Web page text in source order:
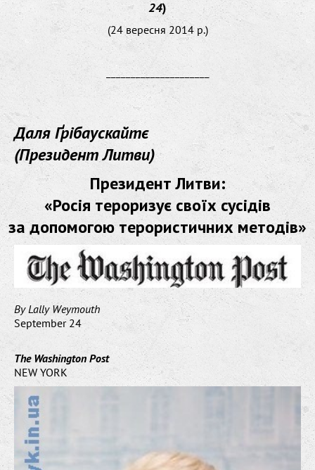
24)
(24 вересня 2014 р.)
_____________________
Даля Ґрібаускайтє
(Президент Литви)
Президент Литви:
«Росія тероризує своїх сусідів
за допомогою терористичних методів»
By Lally Weymouth
September 24
The Washington Post
NEW YORK